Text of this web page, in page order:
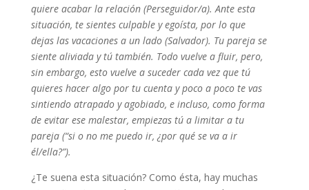
quiere acabar la relación (Perseguidor/a). Ante esta
situación, te sientes culpable y egoísta, por lo que
dejas las vacaciones a un lado (Salvador). Tu pareja se
siente aliviada y tú también. Todo vuelve a fluir, pero,
sin embargo, esto vuelve a suceder cada vez que tú
quieres hacer algo por tu cuenta y poco a poco te vas
sintiendo atrapado y agobiado, e incluso, como forma
de evitar ese malestar, empiezas tú a limitar a tu
pareja (“si o no me puedo ir, ¿por qué se va a ir
él/ella?”).
¿Te suena esta situación? Como ésta, hay muchas